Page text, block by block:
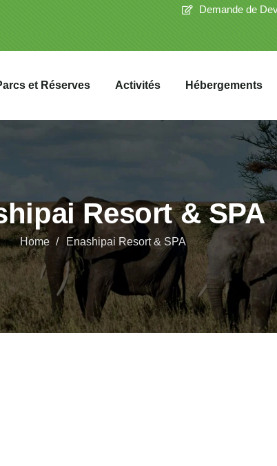
Demande de
et Réserves Activités Hébergements
Resort & SPA
Home Enashipai Resort & SPA